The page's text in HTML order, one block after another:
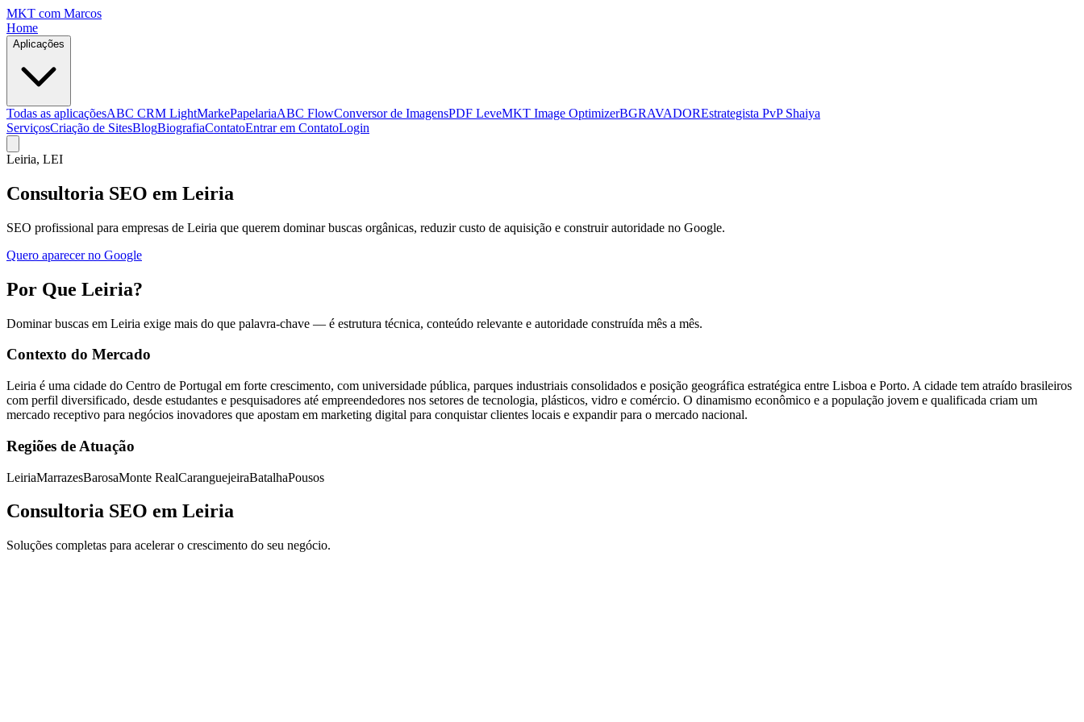
MKT com Marcos
Home
Aplicações
Todas as aplicaçõesABC CRM LightMarkePapelariaABC FlowConversor de ImagensPDF LeveMKT Image OptimizerBGRAVADOREstrategista PvP Shaiya
ServiçosCriação de SitesBlogBiografiaContatoEntrar em ContatoLogin
Leiria, LEI
Consultoria SEO em Leiria
SEO profissional para empresas de Leiria que querem dominar buscas orgânicas, reduzir custo de aquisição e construir autoridade no Google.
Quero aparecer no Google
Por Que Leiria?
Dominar buscas em Leiria exige mais do que palavra-chave — é estrutura técnica, conteúdo relevante e autoridade construída mês a mês.
Contexto do Mercado
Leiria é uma cidade do Centro de Portugal em forte crescimento, com universidade pública, parques industriais consolidados e posição geográfica estratégica entre Lisboa e Porto. A cidade tem atraído brasileiros
com perfil diversificado, desde estudantes e pesquisadores até empreendedores nos setores de tecnologia, plásticos, vidro e comércio. O dinamismo econômico e a população jovem e qualificada criam um
mercado receptivo para negócios inovadores que apostam em marketing digital para conquistar clientes locais e expandir para o mercado nacional.
Regiões de Atuação
LeiriaMarrazesBarosaMonte RealCaranguejeiraBatalhaPousos
Consultoria SEO em Leiria
Soluções completas para acelerar o crescimento do seu negócio.